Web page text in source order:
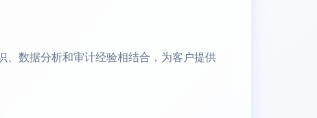
、数据分析和审计经验相结合，为客户提供